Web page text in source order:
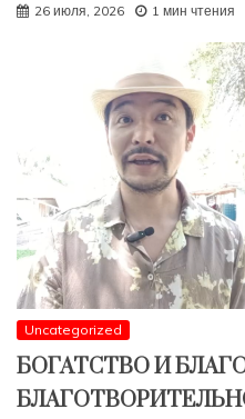
26 июля, 2026 1 мин чтения
Uncategorized
БОГАТСТВО И